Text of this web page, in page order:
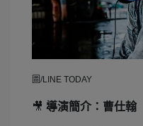
圖/LINE TODAY
🎥 導演簡介：曹仕翰